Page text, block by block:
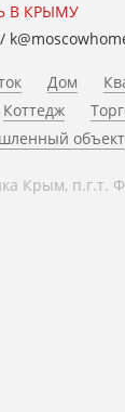
В КРЫМУ
Дом
Коттедж
объект
Крым, п.г.т.